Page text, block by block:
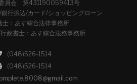
員会 第431190059413号
行振込/カード/ショッピングローン
士：あす綜合法律事務所
政書士：あす綜合法務事務所
(048)526-1514
(048)526-1514